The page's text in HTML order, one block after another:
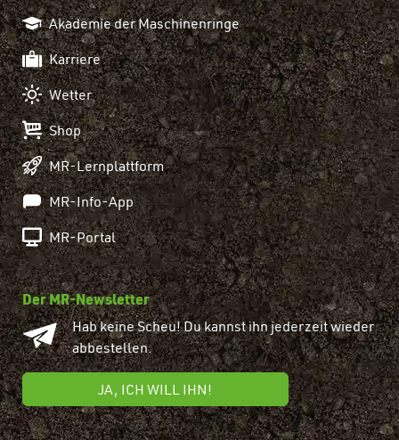
Akademie der Maschinenringe
Karriere
Wetter
Shop
MR-Lernplattform
MR-Info-App
MR-Portal
Der MR-Newsletter
Hab keine Scheu! Du kannst ihn jederzeit wieder
abbestellen.
JA, ICH WILL IHN!